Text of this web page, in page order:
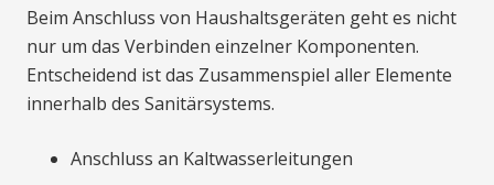
Beim Anschluss von Haushaltsgeräten geht es nicht
nur um das Verbinden einzelner Komponenten.
Entscheidend ist das Zusammenspiel aller Elemente
innerhalb des Sanitärsystems.
Anschluss an Kaltwasserleitungen